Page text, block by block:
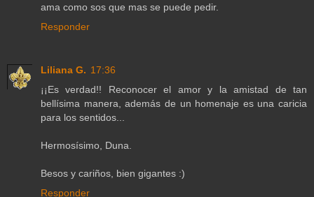
ama como sos que mas se puede pedir.
Responder
Liliana G. 17:36
¡¡Es verdad!! Reconocer el amor y la amistad de tan
bellísima manera, además de un homenaje es una caricia
para los sentidos...
Hermosísimo, Duna.
Besos y cariños, bien gigantes :)
Responder